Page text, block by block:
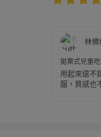
林佛
拋棄式兒童
白色-
用起來還不
服，質感也